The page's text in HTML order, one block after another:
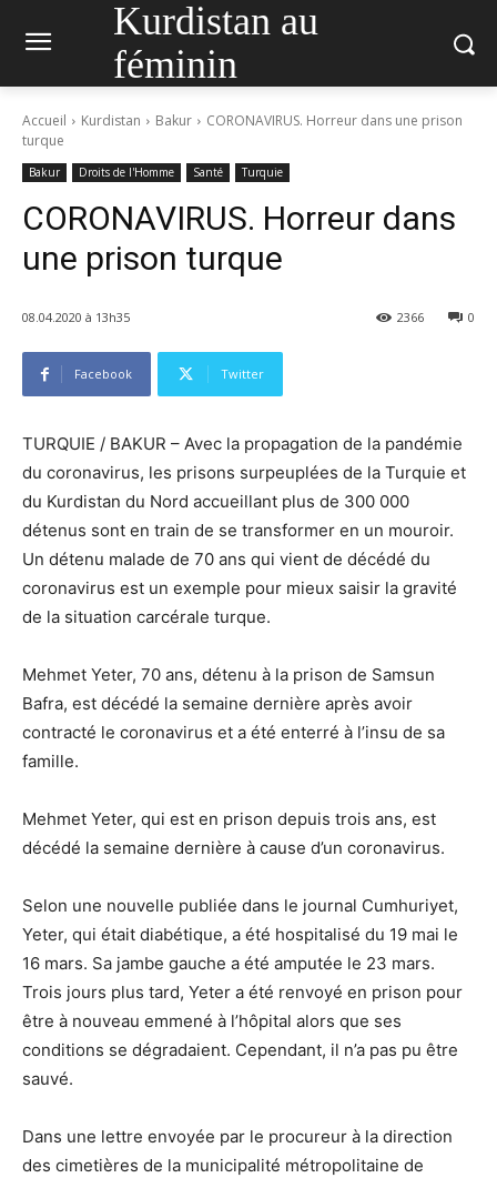
Kurdistan au
féminin
Accueil Kurdistan Bakur
CORONAVIRUS. Horreur dans une prison
turque
Bakur Droits de l'Homme Santé Turquie
CORONAVIRUS. Horreur dans
une prison turque
08.04.2020 à 13h35 0
2366
Facebook Twitter
TURQUIE / BAKUR – Avec la propagation de la pandémie
du coronavirus, les prisons surpeuplées de la Turquie et
du Kurdistan du Nord accueillant plus de 300 000
détenus sont en train de se transformer en un mouroir.
Un détenu malade de 70 ans qui vient de décédé du
coronavirus est un exemple pour mieux saisir la gravité
de la situation carcérale turque.
Mehmet Yeter, 70 ans, détenu à la prison de Samsun
Bafra, est décédé la semaine dernière après avoir
contracté le coronavirus et a été enterré à l’insu de sa
famille.
Mehmet Yeter, qui est en prison depuis trois ans, est
décédé la semaine dernière à cause d’un coronavirus.
Selon une nouvelle publiée dans le journal Cumhuriyet,
Yeter, qui était diabétique, a été hospitalisé du 19 mai le
16 mars. Sa jambe gauche a été amputée le 23 mars.
Trois jours plus tard, Yeter a été renvoyé en prison pour
être à nouveau emmené à l’hôpital alors que ses
conditions se dégradaient. Cependant, il n’a pas pu être
sauvé.
Dans une lettre envoyée par le procureur à la direction
des cimetières de la municipalité métropolitaine de